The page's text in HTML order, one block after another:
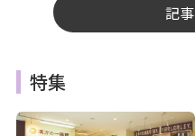
記
特集